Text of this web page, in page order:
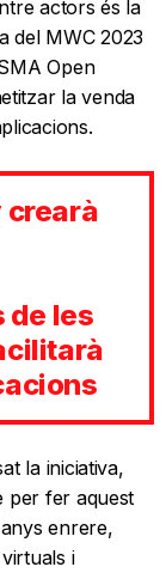
actors és la
del MWC 2023
Open
la venda
crearà
de les
la iniciativa,
per fer aquest
enrere,
i